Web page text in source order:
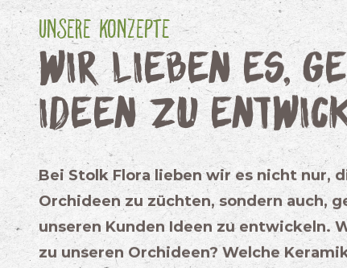
Unsere Konzepte
Wir lieben es,
Ideen zu
Bei Stolk Flora lieben wir es nicht nur,
Orchideen zu züchten, sondern auch,
unseren Kunden Ideen zu entwickeln.
zu unseren Orchideen? Welche